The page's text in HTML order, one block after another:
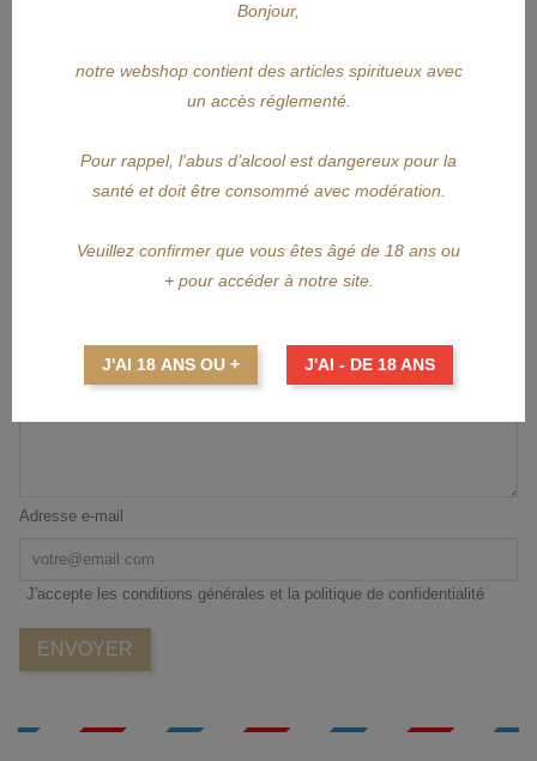
CONTACTEZ-NOUS
Adresse e-mail
J'accepte les conditions générales et la politique de confidentialité
Bonjour,
notre webshop contient des articles spiritueux avec
un accès réglementé.
Pour rappel, l'abus d’alcool est dangereux pour la
santé et doit être consommé avec modération.
Veuillez confirmer que vous êtes âgé de 18 ans ou
+ pour accéder à notre site.
J'AI 18 ANS OU + J'AI - DE 18 ANS